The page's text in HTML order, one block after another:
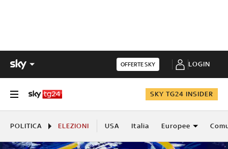
OFFERTE SKY LOGIN
SKY TG24 INSIDER
POLITICA ELEZIONI USA Italia Europee